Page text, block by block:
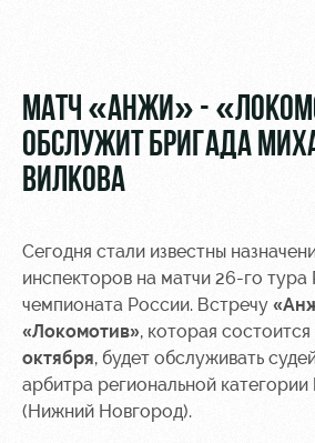
Организация
мероприятий
Аренда
полей
Аренда
Локо-Лето
Академия
Как
поступить
болельщиков
Банковская
карта
«Локомотив»
Заставки
МАТЧ «АНЖИ» -
ОБСЛУЖИТ БРИГАДА
ВИЛКОВА
Сегодня стали известны
инспекторов на матчи 26-го тура
чемпионата России. Встречу
«Локомотив», которая
октября, будет обслуживать
арбитра региональной категории
(Нижний Новгород).